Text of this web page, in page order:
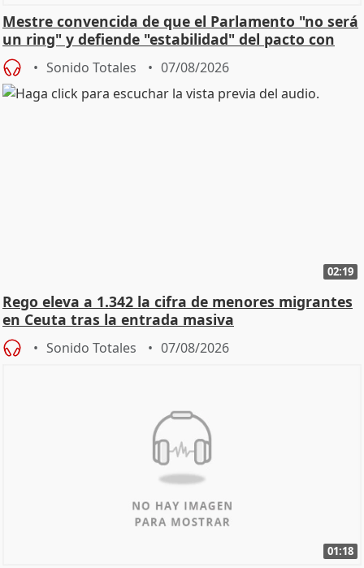
Mestre convencida de que el Parlamento "no será
un ring" y defiende "estabilidad" del pacto con
Vox
Sonido Totales 07/08/2026
02:19
Rego eleva a 1.342 la cifra de menores migrantes
en Ceuta tras la entrada masiva
Sonido Totales 07/08/2026
01:18